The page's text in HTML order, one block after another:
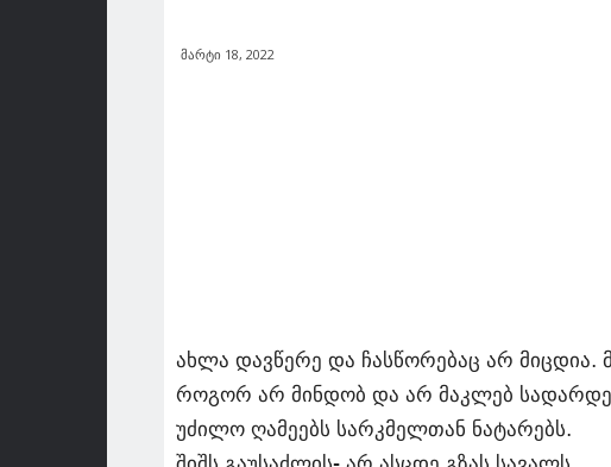
მარტი 18, 2022
ახლა დავწერე და ჩასწორებაც არ
როგორ არ მინდობ და არ მაკლებ
უძილო ღამეებს სარკმელთან ნატარებს.